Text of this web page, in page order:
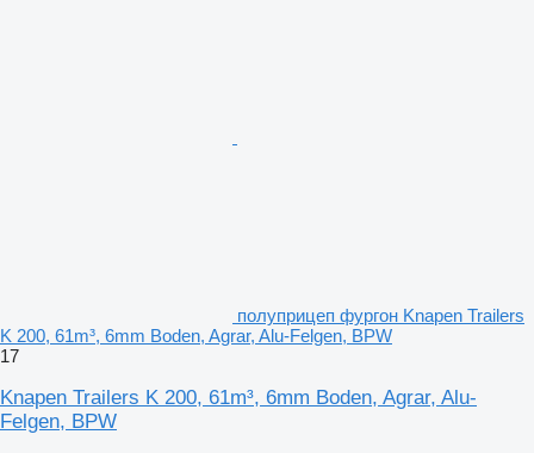
полуприцеп фургон Knapen Trailers
K 200, 61m³, 6mm Boden, Agrar, Alu-Felgen, BPW
17
Knapen Trailers K 200, 61m³, 6mm Boden, Agrar, Alu-
Felgen, BPW